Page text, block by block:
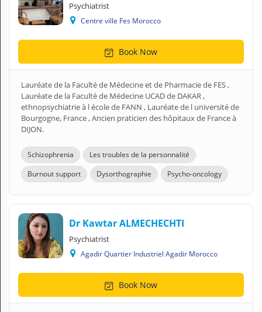
Psychiatrist
Centre ville Fes Morocco
Book Now
Lauréate de la Faculté de Médecine et de Pharmacie de FES ,
Lauréate de la Faculté de Médecine UCAD de DAKAR ,
ethnopsychiatrie à l école de FANN , Lauréate de l université de
Bourgogne, France , Ancien praticien des hôpitaux de France à
DIJON.
Schizophrenia
Les troubles de la personnalité
Burnout support
Dysorthographie Psycho-oncology
Dr Kawtar ALMECHECHTI
Psychiatrist
Agadir Quartier Industriel Agadir Morocco
Book Now